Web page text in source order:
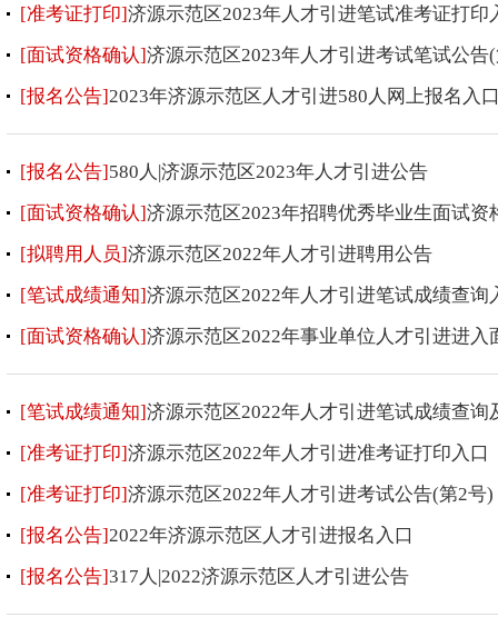
[准考证打印]济源示范区2023年人才引进笔试准考证打印
[面试资格确认]济源示范区2023年人才引进考试笔试公告
[报名公告]2023年济源示范区人才引进580人网上报名入
[报名公告]580人|济源示范区2023年人才引进公告
[面试资格确认]济源示范区2023年招聘优秀毕业生面试资
[拟聘用人员]济源示范区2022年人才引进聘用公告
[笔试成绩通知]济源示范区2022年人才引进笔试成绩查询
[面试资格确认]济源示范区2022年事业单位人才引进进入
[笔试成绩通知]济源示范区2022年人才引进笔试成绩查询
[准考证打印]济源示范区2022年人才引进准考证打印入口
[准考证打印]济源示范区2022年人才引进考试公告(第2号)
[报名公告]2022年济源示范区人才引进报名入口
[报名公告]317人|2022济源示范区人才引进公告